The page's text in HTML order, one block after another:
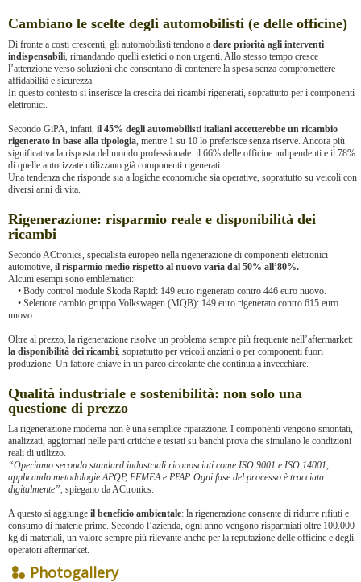
Cambiano le scelte degli automobilisti (e delle officine)
Di fronte a costi crescenti, gli automobilisti tendono a dare priorità agli interventi
indispensabili, rimandando quelli estetici o non urgenti. Allo stesso tempo cresce
l’attenzione verso soluzioni che consentano di contenere la spesa senza compromettere
affidabilità e sicurezza.
In questo contesto si inserisce la crescita dei ricambi rigenerati, soprattutto per i componenti
elettronici.
Secondo GiPA, infatti, il 45% degli automobilisti italiani accetterebbe un ricambio
rigenerato in base alla tipologia, mentre 1 su 10 lo preferisce senza riserve. Ancora più
significativa la risposta del mondo professionale: il 66% delle officine indipendenti e il 78%
di quelle autorizzate utilizzano già componenti rigenerati.
Una tendenza che risponde sia a logiche economiche sia operative, soprattutto su veicoli con
diversi anni di vita.
Rigenerazione: risparmio reale e disponibilità dei
ricambi
Secondo ACtronics, specialista europeo nella rigenerazione di componenti elettronici
automotive, il risparmio medio rispetto al nuovo varia dal 50% all’80%.
Alcuni esempi sono emblematici:
• Body control module Skoda Rapid: 149 euro rigenerato contro 446 euro nuovo.
• Selettore cambio gruppo Volkswagen (MQB): 149 euro rigenerato contro 615 euro
nuovo.
Oltre al prezzo, la rigenerazione risolve un problema sempre più frequente nell’aftermarket:
la disponibilità dei ricambi, soprattutto per veicoli anziani o per componenti fuori
produzione. Un fattore chiave in un parco circolante che continua a invecchiare.
Qualità industriale e sostenibilità: non solo una
questione di prezzo
La rigenerazione moderna non è una semplice riparazione. I componenti vengono smontati,
analizzati, aggiornati nelle parti critiche e testati su banchi prova che simulano le condizioni
reali di utilizzo.
“Operiamo secondo standard industriali riconosciuti come ISO 9001 e ISO 14001,
applicando metodologie APQP, EFMEA e PPAP. Ogni fase del processo è tracciata
digitalmente”, spiegano da ACtronics.
A questo si aggiunge il beneficio ambientale: la rigenerazione consente di ridurre rifiuti e
consumo di materie prime. Secondo l’azienda, ogni anno vengono risparmiati oltre 100.000
kg di materiali, un valore sempre più rilevante anche per la reputazione delle officine e degli
operatori aftermarket.
Photogallery